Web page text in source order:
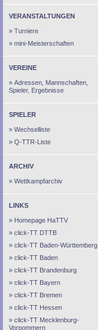
VERANSTALTUNGEN
Turniere
mini-Meisterschaften
VEREINE
Adressen, Mannschaften,
Spieler, Ergebnisse
SPIELER
Wechselliste
Q-TTR-Liste
ARCHIV
Wettkampfarchiv
LINKS
Homepage HaTTV
click-TT DTTB
click-TT Baden-Württemberg
click-TT Baden
click-TT Brandenburg
click-TT Bayern
click-TT Bremen
click-TT Hessen
click-TT Mecklenburg-
Vorpommern